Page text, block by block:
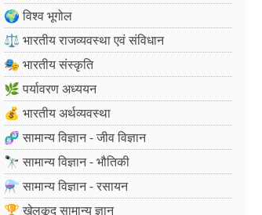
🌍 विश्व भूगोल
⚖️ भारतीय राजव्यवस्था एवं संविधान
🎭 भारतीय संस्कृति
🌿 पर्यावरण अध्ययन
💰 भारतीय अर्थव्यवस्था
🧬 सामान्य विज्ञान - जीव विज्ञान
🔭 सामान्य विज्ञान - भौतिकी
⚗️ सामान्य विज्ञान - रसायन
🏆 खेलकूद सामान्य ज्ञान